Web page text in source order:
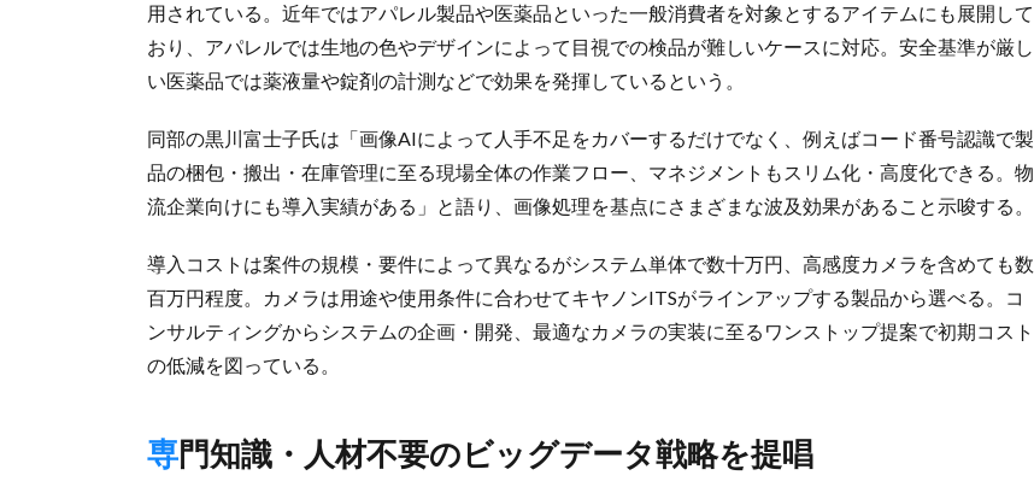
用されている。近年ではアパレル製品や医薬品といった一般消費者を対象とするアイテムにも展開して
おり、アパレルでは生地の色やデザインによって目視での検品が難しいケースに対応。安全基準が厳し
い医薬品では薬液量や錠剤の計測などで効果を発揮しているという。
同部の黒川富士子氏は「画像AIによって人手不足をカバーするだけでなく、例えばコード番号認識で製
品の梱包・搬出・在庫管理に至る現場全体の作業フロー、マネジメントもスリム化・高度化できる。物
流企業向けにも導入実績がある」と語り、画像処理を基点にさまざまな波及効果があること示唆する。
導入コストは案件の規模・要件によって異なるがシステム単体で数十万円、高感度カメラを含めても数
百万円程度。カメラは用途や使用条件に合わせてキヤノンITSがラインアップする製品から選べる。コ
ンサルティングからシステムの企画・開発、最適なカメラの実装に至るワンストップ提案で初期コスト
の低減を図っている。
専門知識・人材不要のビッグデータ戦略を提唱